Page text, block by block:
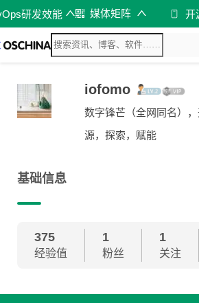
研发效能 媒体矩阵 开
iofomo
数字锋芒（全网同名）
源，探索，赋能
基础信息
375
经验值
1
粉丝
1
关注